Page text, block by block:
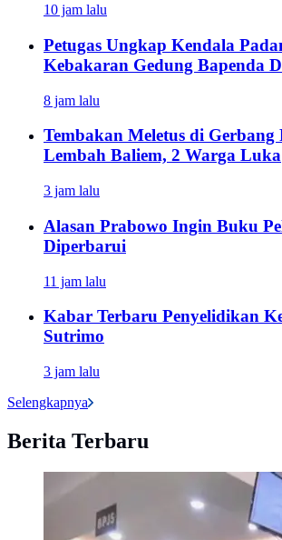
10 jam lalu
Petugas Ungkap Kendala
Kebakaran Gedung Bapenda
8 jam lalu
Tembakan Meletus di Gerbang
Lembah Baliem, 2 Warga Luka
3 jam lalu
Alasan Prabowo Ingin Buku
Diperbarui
11 jam lalu
Kabar Terbaru Penyelidikan
Sutrimo
3 jam lalu
Selengkapnya
Berita Terbaru